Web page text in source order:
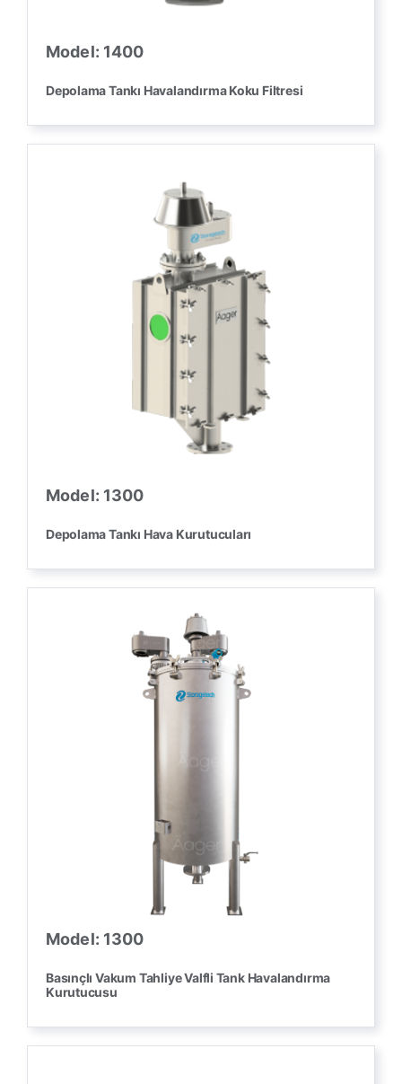
Model: 1400
Depolama Tankı Havalandırma Koku Filtresi
Model: 1300
Depolama Tankı Hava Kurutucuları
Model: 1300
Basınçlı Vakum Tahliye Valfli Tank Havalandırma
Kurutucusu